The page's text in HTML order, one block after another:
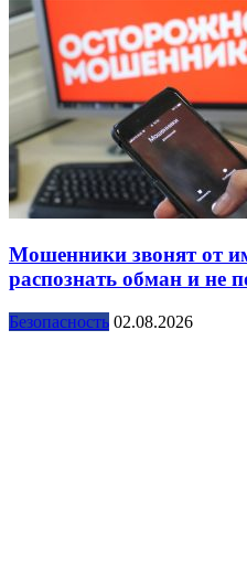
Мошенники звонят от
распознать обман и не
Безопасность 02.08.2026